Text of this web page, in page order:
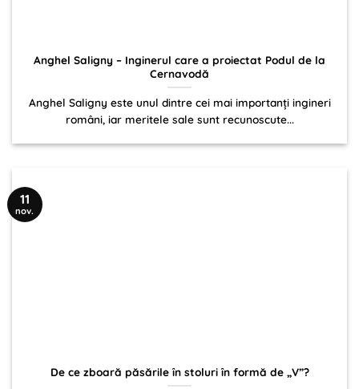
Anghel Saligny – Inginerul care a proiectat Podul de la
Cernavodă
Anghel Saligny este unul dintre cei mai importanţi ingineri
români, iar meritele sale sunt recunoscute...
De ce zboară păsările în stoluri în formă de „V”?
11
nov.